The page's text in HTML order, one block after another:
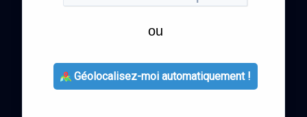
ou
Géolocalisez-moi automatiquement !